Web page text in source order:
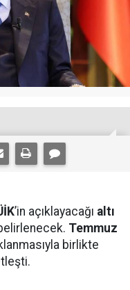
’in açıklayacağı altı
Temmuz
birlikte